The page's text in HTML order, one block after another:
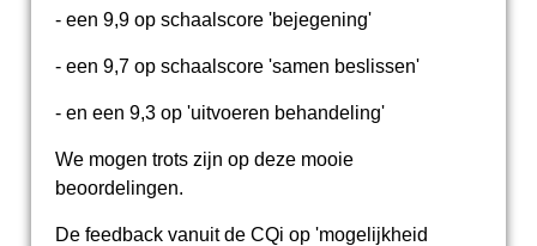
- een 9,9 op schaalscore 'bejegening'
- een 9,7 op schaalscore 'samen beslissen'
- en een 9,3 op 'uitvoeren behandeling'
We mogen trots zijn op deze mooie
beoordelingen.
De feedback vanuit de CQi op 'mogelijkheid